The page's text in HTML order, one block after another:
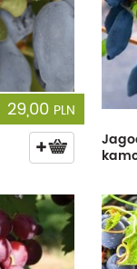
29,00 PLN